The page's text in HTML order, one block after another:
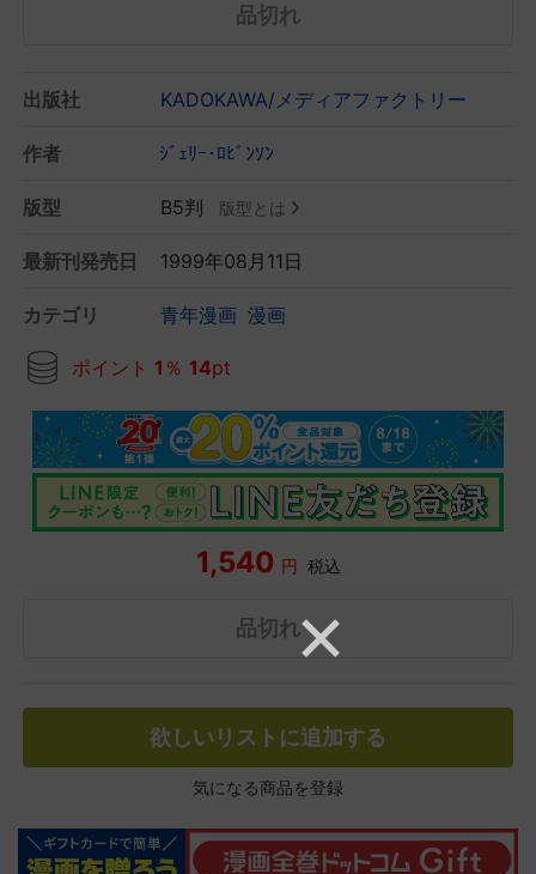
品切れ
出版社 KADOKAWA/メディアファクトリー
作者 ｼﾞｪﾘｰ･ﾛﾋﾞﾝｿﾝ
版型 B5判 版型とは
最新刊発売日 1999年08月11日
カテゴリ 青年漫画 漫画
ポイント 1 ％ 14pt
1,540 円 税込
品切れ
欲しいリストに追加する
気になる商品を登録